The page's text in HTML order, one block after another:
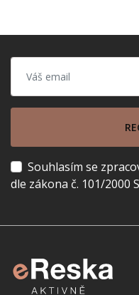
Souhlasím se
dle zákona č. 101/2000